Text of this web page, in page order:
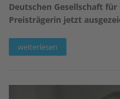
Deutschen Gesellschaft
Preisträgerin jetzt
weiterlesen